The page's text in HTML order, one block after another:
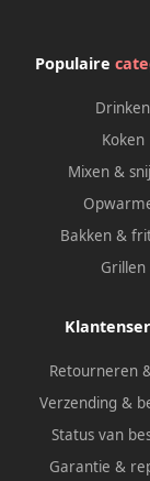
Populaire
Drinken
Koken
Mixen &
Bakken &
Grillen
Retourneren
Verzending &
Status van
Garantie &